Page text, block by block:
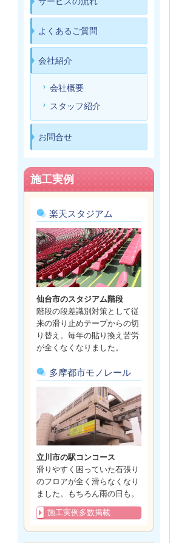
よくあるご質問
会社紹介
会社概要
スタッフ紹介
お問合せ
施工実例
楽天スタジアム
仙台市のスタジアム階段
階段の段差識別対策として従
来の滑り止めテープからの切
り替え。毎年の貼り換え苦労
が全くなくなりました。
多摩都市モノレール
立川市の駅コンコース
滑りやすく困っていた石張り
のフロアが全く滑らなくなり
ました。もちろん雨の日も。
施工実例多数掲載